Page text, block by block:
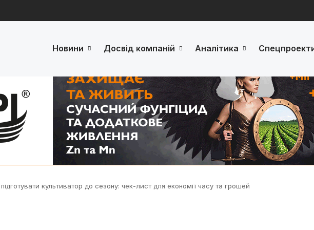
Новини Досвід компаній Аналітика
культиватор до сезону: чек-лист для економії часу та грошей